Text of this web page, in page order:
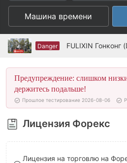
2
3
4
5
6
7
8
9
99
Машина времени
Danger
Предупреждение: слишком
держитесь подальше!
Прошлое тестирование 2026-08-06
Лицензия Форекс
Лицензия на торговлю на